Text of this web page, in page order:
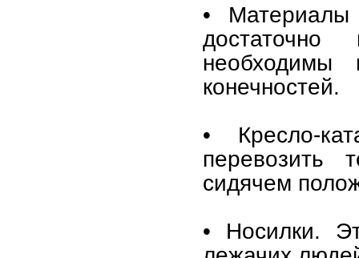
•
конечностей.
• Кресло-
перевозить
сидячем
• Носилки.